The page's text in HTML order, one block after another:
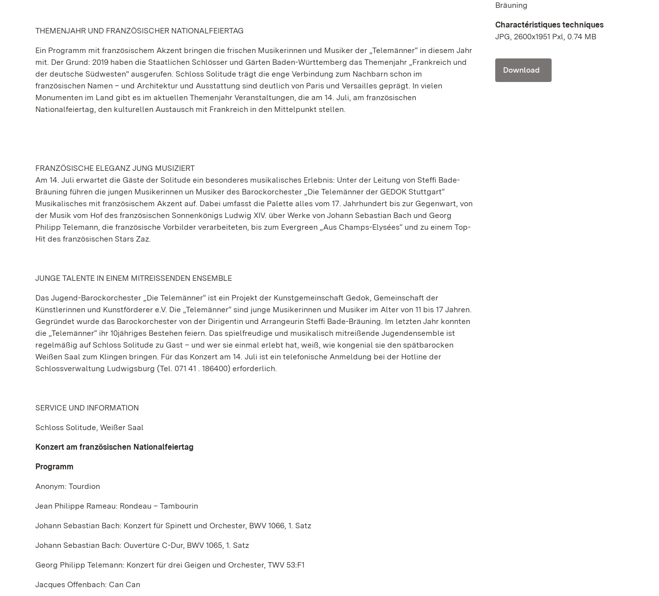
THEMENJAHR UND FRANZÖSISCHER NATIONALFEIERTAG
Ein Programm mit französischem Akzent bringen die frischen Musikerinnen und Musiker der „Telemänner“ in diesem Jahr
mit. Der Grund: 2019 haben die Staatlichen Schlösser und Gärten Baden-Württemberg das Themenjahr „Frankreich und
der deutsche Südwesten" ausgerufen. Schloss Solitude trägt die enge Verbindung zum Nachbarn schon im
französischen Namen – und Architektur und Ausstattung sind deutlich von Paris und Versailles geprägt. In vielen
Monumenten im Land gibt es im aktuellen Themenjahr Veranstaltungen, die am 14. Juli, am französischen
Nationalfeiertag, den kulturellen Austausch mit Frankreich in den Mittelpunkt stellen.
FRANZÖSISCHE ELEGANZ JUNG MUSIZIERT
Am 14. Juli erwartet die Gäste der Solitude ein besonderes musikalisches Erlebnis: Unter der Leitung von Steffi Bade-
Bräuning führen die jungen Musikerinnen un Musiker des Barockorchester „Die Telemänner der GEDOK Stuttgart“
Musikalisches mit französischem Akzent auf. Dabei umfasst die Palette alles vom 17. Jahrhundert bis zur Gegenwart, von
der Musik vom Hof des französischen Sonnenkönigs Ludwig XIV. über Werke von Johann Sebastian Bach und Georg
Philipp Telemann, die französische Vorbilder verarbeiteten, bis zum Evergreen „Aus Champs-Elysées“ und zu einem Top-
Hit des französischen Stars Zaz.
JUNGE TALENTE IN EINEM MITREISSENDEN ENSEMBLE
Das Jugend-Barockorchester „Die Telemänner“ ist ein Projekt der Kunstgemeinschaft Gedok, Gemeinschaft der
Künstlerinnen und Kunstförderer e.V. Die „Telemänner“ sind junge Musikerinnen und Musiker im Alter von 11 bis 17 Jahren.
Gegründet wurde das Barockorchester von der Dirigentin und Arrangeurin Steffi Bade-Bräuning. Im letzten Jahr konnten
die „Telemänner“ ihr 10jähriges Bestehen feiern. Das spielfreudige und musikalisch mitreißende Jugendensemble ist
regelmäßig auf Schloss Solitude zu Gast – und wer sie einmal erlebt hat, weiß, wie kongenial sie den spätbarocken
Weißen Saal zum Klingen bringen. Für das Konzert am 14. Juli ist ein telefonische Anmeldung bei der Hotline der
Schlossverwaltung Ludwigsburg (Tel. 071 41 . 186400) erforderlich.
SERVICE UND INFORMATION
Schloss Solitude, Weißer Saal
Konzert am französischen Nationalfeiertag
Programm
Anonym: Tourdion
Jean Philippe Rameau: Rondeau – Tambourin
Johann Sebastian Bach: Konzert für Spinett und Orchester, BWV 1066, 1. Satz
Johann Sebastian Bach: Ouvertüre C-Dur, BWV 1065, 1. Satz
Georg Philipp Telemann: Konzert für drei Geigen und Orchester, TWV 53:F1
Jacques Offenbach: Can Can
Bräuning
Charactéristiques techniques
JPG, 2600x1951 Pxl, 0.74 MB
Download